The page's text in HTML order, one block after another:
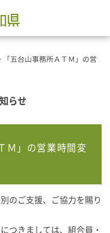
「五台山事務所ＡＴＭ」の営
らせ
Ｍ」の営業時間変
のご支援、ご協力を賜り
つきましては、組合員・